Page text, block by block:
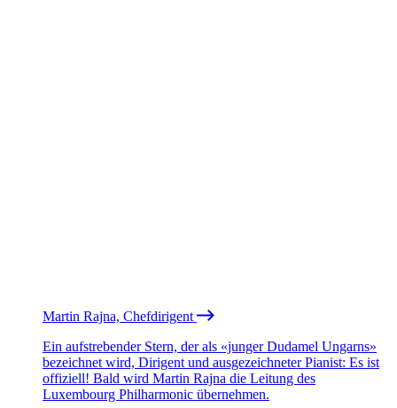
Martin Rajna, Chefdirigent
Ein aufstrebender Stern, der als «junger Dudamel Ungarns»
bezeichnet wird, Dirigent und ausgezeichneter Pianist: Es ist
offiziell! Bald wird Martin Rajna die Leitung des
Luxembourg Philharmonic übernehmen.